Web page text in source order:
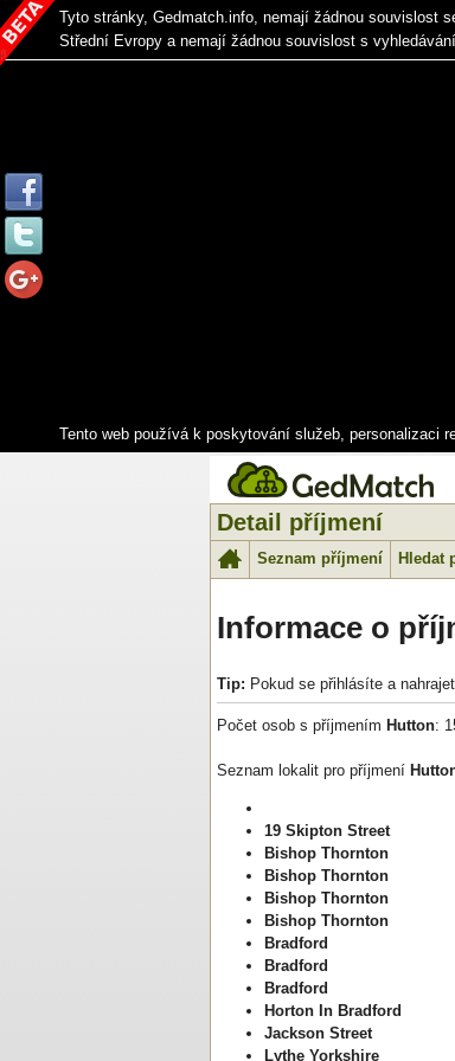
Tyto stránky, Gedmatch.info, nemají žádnou souvislost
Střední Evropy a nemají žádnou souvislost s
Tento web používá k poskytování služeb, personalizaci
Detail příjmení
Seznam příjmení
Hledat
Informace o
Tip: Pokud se přihlásíte a
Počet osob s příjmením Hutton:
Seznam lokalit pro příjmení
19 Skipton Street
Bishop Thornton
Bishop Thornton
Bishop Thornton
Bishop Thornton
Bradford
Bradford
Bradford
Horton In Bradford
Jackson Street
Lythe Yorkshire